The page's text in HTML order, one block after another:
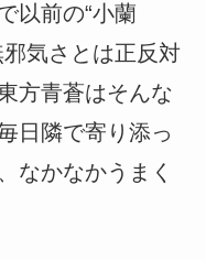
以前の“小蘭
気さとは正反対
方青蒼はそんな
日隣で寄り添っ
なかなかうまく